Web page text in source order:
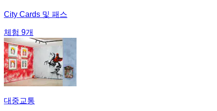
City Cards 및 패스
체험 9개
대중교통